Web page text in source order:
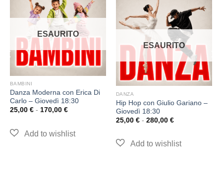
ESAURITO
BAMBINI
Danza Moderna con Erica Di
Carlo – Giovedì 18:30
25,00 € - 170,00 €
ESAURITO
DANZA
Hip Hop con Giulio Gariano –
Giovedì 18:30
25,00 € - 280,00 €